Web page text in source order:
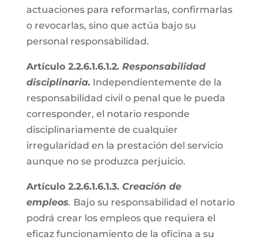
actuaciones para reformarlas, confirmarlas
o revocarlas, sino que actúa bajo su
personal responsabilidad.
Artículo 2.2.6.1.6.1.2.Responsabilidad
disciplinaria. Independientemente de la
responsabilidad civil o penal que le pueda
corresponder, el notario responde
disciplinariamente de cualquier
irregularidad en la prestación del servicio
aunque no se produzca perjuicio.
Artículo 2.2.6.1.6.1.3. Creación de
empleos. Bajo su responsabilidad el notario
podrá crear los empleos que requiera el
eficaz funcionamiento de la oficina a su